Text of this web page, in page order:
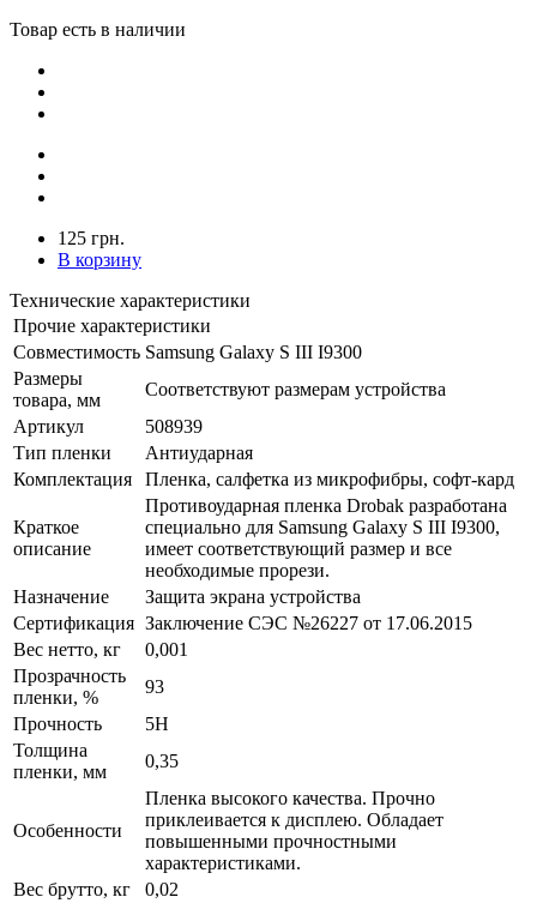
Товар есть в наличии
125 грн.
В корзину
Технические характеристики
Прочие характеристики
Совместимость Samsung Galaxy S III I9300
Размеры
товара, мм
Соответствуют размерам устройства
Артикул
508939
Тип пленки
Антиударная
Комплектация
Пленка, салфетка из микрофибры, софт-кард
Краткое
описание
Противоударная пленка Drobak разработана
специально для Samsung Galaxy S III I9300,
имеет соответствующий размер и все
необходимые прорези.
Назначение
Защита экрана устройства
Сертификация Заключение СЭС №26227 от 17.06.2015
Вес нетто, кг
0,001
Прозрачность
пленки, %
93
Прочность
5H
Толщина
пленки, мм
0,35
Особенности
Пленка высокого качества. Прочно
приклеивается к дисплею. Обладает
повышенными прочностными
характеристиками.
Вес брутто, кг
0,02